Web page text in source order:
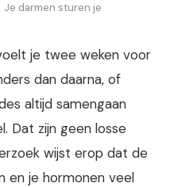
Je darmen sturen je
je twee weken voor
dan daarna, of
altijd samengaan
Dat zijn geen losse
wijst erop dat de
en je hormonen veel